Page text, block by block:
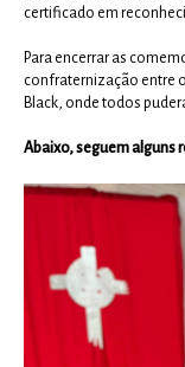
certificado em
Para encerrar as
confraternização entre
Black, onde todos
Abaixo, seguem alguns